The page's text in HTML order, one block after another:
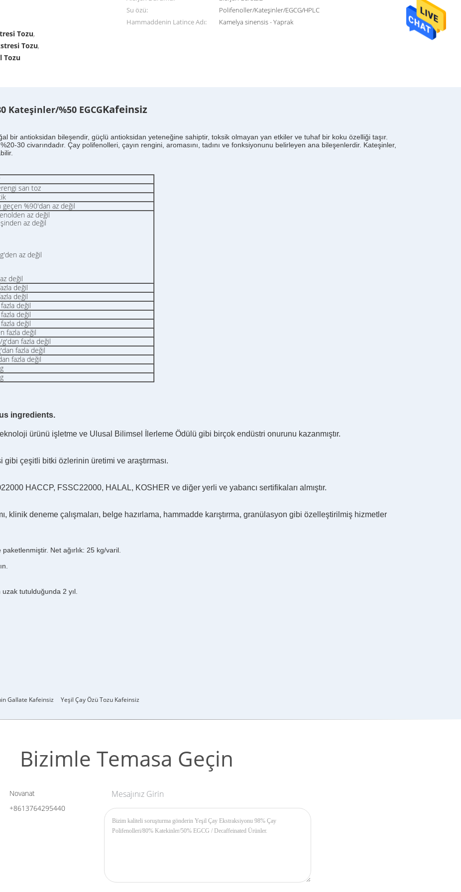
Su özü:
Polifenoller/Kateşinler/EGCG/HPLC
Hammaddenin Latince Adı:
Kamelya sinensis - Yaprak
Tozu,
Tozu,
Tozu
Kateşinler/%50 EGCGKafeinsiz
bir antioksidan bileşendir, güçlü antioksidan yeteneğine sahiptir, toksik olmayan yan etkiler ve tuhaf bir koku özelliği taşır.
30 civarındadır. Çay polifenolleri, çayın rengini, aromasını, tadını ve fonksiyonunu belirleyen ana bileşenlerdir. Kateşinler,
sarı toz
%90'dan az değil
az değil
az değil
az değil
değil
değil
değil
değil
değil
değil
fazla değil
g'dan fazla değil
fazla değil
fazla değil
ingredients.
ürünü işletme ve Ulusal Bilimsel İlerleme Ödülü gibi birçok endüstri onurunu kazanmıştır.
çeşitli bitki özlerinin üretimi ve araştırması.
HACCP, FSSC22000, HALAL, KOSHER ve diğer yerli ve yabancı sertifikaları almıştır.
klinik deneme çalışmaları, belge hazırlama, hammadde karıştırma, granülasyon gibi özelleştirilmiş hizmetler
Net ağırlık: 25 kg/varil.
tutulduğunda 2 yıl.
Gallate Kafeinsiz Yeşil Çay Özü Tozu Kafeinsiz
Bizimle Temasa Geçin
Novanat
+8613764295440
Mesajınız Girin